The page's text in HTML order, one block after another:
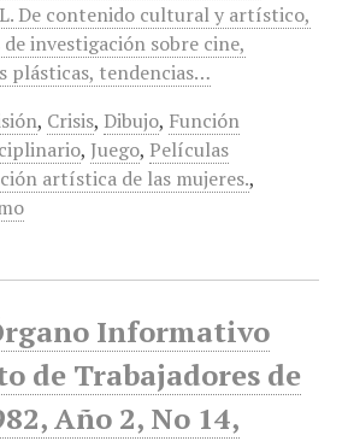
De contenido cultural y artístico,
investigación sobre cine,
plásticas, tendencias…
, Crisis, Dibujo, Función
, Juego, Películas
artística de las mujeres.,
Informativo
de Trabajadores de
Año 2, No 14,